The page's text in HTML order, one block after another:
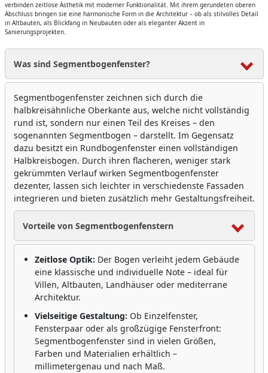
verbinden zeitlose Ästhetik mit moderner Funktionalität. Mit ihrem gerundeten oberen
Abschluss bringen sie eine harmonische Form in die Architektur – ob als stilvolles Detail
in Altbauten, als Blickfang in Neubauten oder als eleganter Akzent in
Sanierungsprojekten.
Was sind Segmentbogenfenster?
Segmentbogenfenster zeichnen sich durch die
halbkreisähnliche Oberkante aus, welche nicht vollständig
rund ist, sondern nur einen Teil des Kreises – den
sogenannten Segmentbogen – darstellt. Im Gegensatz
dazu besitzt ein Rundbogenfenster einen vollständigen
Halbkreisbogen. Durch ihren flacheren, weniger stark
gekrümmten Verlauf wirken Segmentbogenfenster
dezenter, lassen sich leichter in verschiedenste Fassaden
integrieren und bieten zusätzlich mehr Gestaltungsfreiheit.
Vorteile von Segmentbogenfenstern
Zeitlose Optik: Der Bogen verleiht jedem Gebäude
eine klassische und individuelle Note – ideal für
Villen, Altbauten, Landhäuser oder mediterrane
Architektur.
Vielseitige Gestaltung: Ob Einzelfenster,
Fensterpaar oder als großzügige Fensterfront:
Segmentbogenfenster sind in vielen Größen,
Farben und Materialien erhältlich –
millimetergenau und nach Maß.